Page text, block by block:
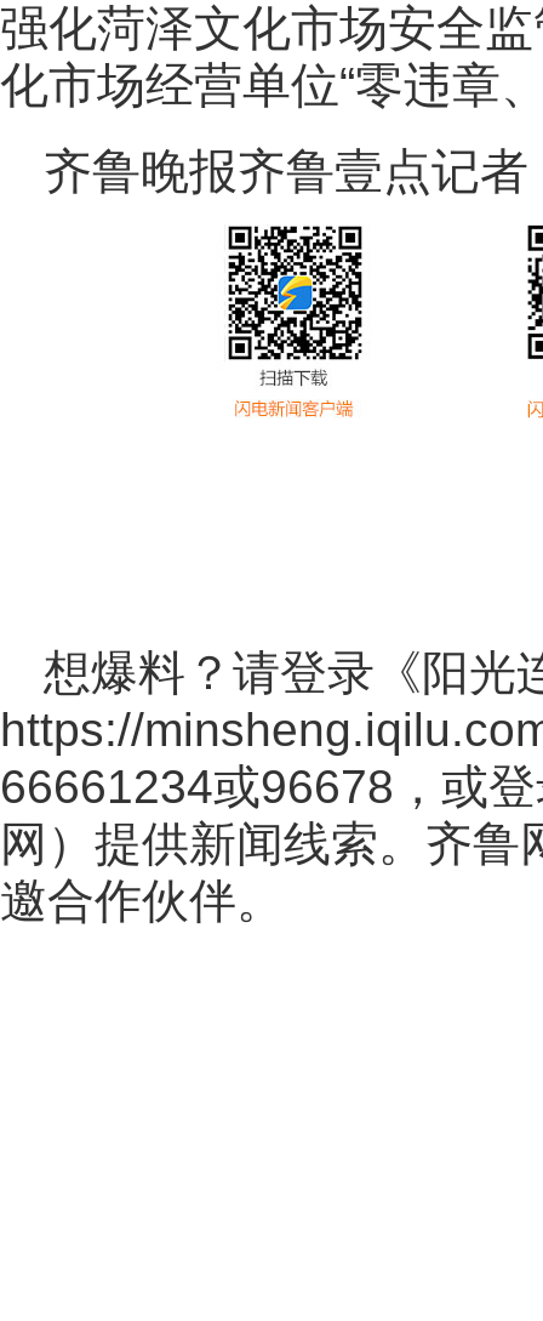
强化菏泽文化市场安全
化市场经营单位“零违章
齐鲁晚报齐鲁壹点记者
想爆料？请登录《阳光
https://
66661234或96678，或
网 ）提供新闻线索。齐鲁
邀合作伙伴。